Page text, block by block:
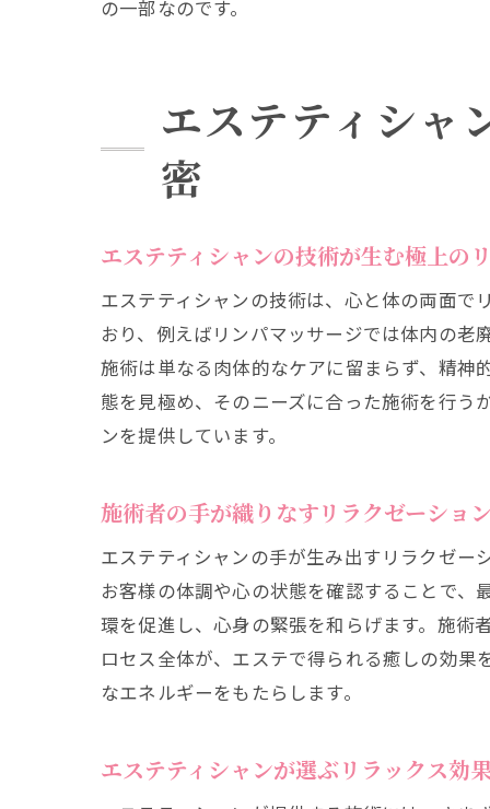
の一部なのです。
エステティシャ
密
エステティシャンの技術が生む極上の
エステティシャンの技術は、心と体の両面で
おり、例えばリンパマッサージでは体内の老
施術は単なる肉体的なケアに留まらず、精神
態を見極め、そのニーズに合った施術を行う
ンを提供しています。
施術者の手が織りなすリラクゼーショ
エステティシャンの手が生み出すリラクゼー
お客様の体調や心の状態を確認することで
環を促進し、心身の緊張を和らげます。施術
ロセス全体が、エステで得られる癒しの効
なエネルギーをもたらします。
エステティシャンが選ぶリラックス効